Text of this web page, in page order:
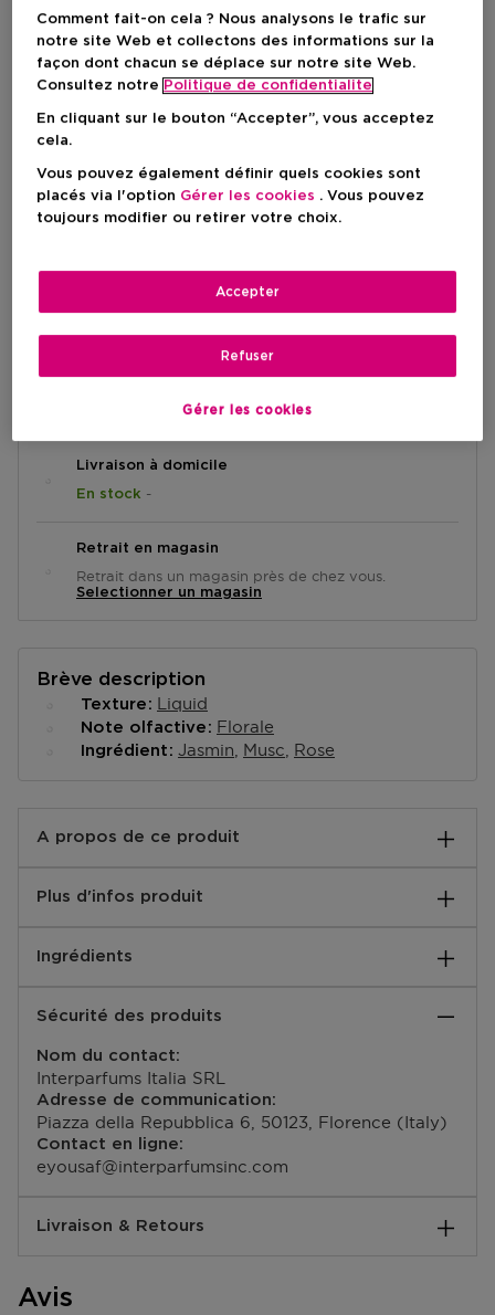
Choisissez votre format
50 ML En stock
50 ML
Prix promotionnel
55,20 €
60,00 €
Prix promotionnel
55,20 €
-8% Prix de vente conseillé60,00 €
AJOUTER AU PANIER
Livraison à domicile
En stock -
Retrait en magasin
Retrait dans un magasin près de chez vous.
Selectionner un magasin
Brève description
Texture Liquid
Note olfactive Florale
Ingrédient Jasmin Musc Rose
A propos de ce produit
Musque, Pomme, Bois Blond
Plus d'infos produit
085715004239
Ingrédients
Fragrance (Parfum), Hydroxycitronellal, Geraniol,
Ethylhexyl Methoxycinnamate, Butyl
Methoxydibenzoylmethane, Ethylhexyl Salicylate,
Tetrasodium Edta, Bht, Red 4 (Ci 14700), Red 33 (Ci
17200)
Sécurité des produits
Nom du contact:
Interparfums Italia SRL
Adresse de communication:
Piazza della Repubblica 6, 50123, Florence (Italy)
Contact en ligne:
eyousaf@interparfumsinc.com
Livraison & Retours
Vous pouvez vous faire livrer votre commande à votre
Avis
Comment fait-on cela ? Nous analysons le trafic sur
notre site Web et collectons des informations sur la
façon dont chacun se déplace sur notre site Web.
Consultez notre Politique de confidentialite
En cliquant sur le bouton “Accepter”, vous acceptez
cela.
Vous pouvez également définir quels cookies sont
placés via l'option Gérer les cookies . Vous pouvez
toujours modifier ou retirer votre choix.
Gérer les cookies
Refuser
Accepter